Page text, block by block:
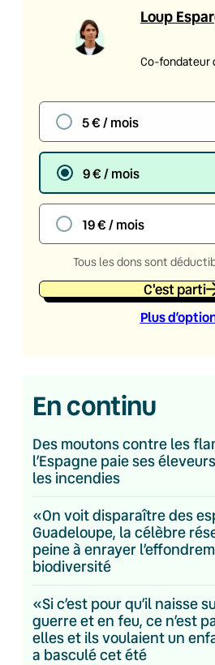
Loup
Co-fondateur
5 € / mois
9 € / mois
19 € / mois
Tous les dons sont
C'est parti
Plus
En continu
Des moutons contre les
l’Espagne paie ses
les incendies
«On voit disparaître des
Guadeloupe, la célèbre
peine à enrayer
biodiversité
«Si c’est pour qu’il naisse
guerre et en feu, ce n’est
elles et ils voulaient un
a basculé cet été